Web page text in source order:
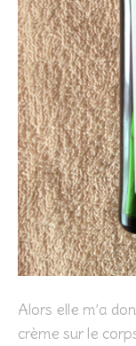
Alors elle m’a
crème sur le